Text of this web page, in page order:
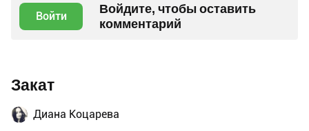
Войти
Войдите, чтобы оставить
комментарий
Закат
Диана Коцарева